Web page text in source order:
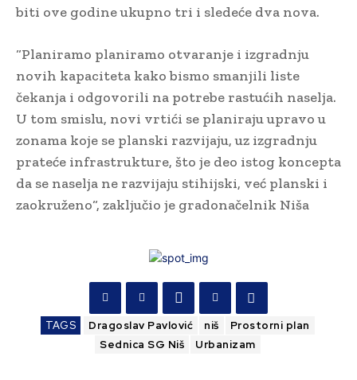
biti ove godine ukupno tri i sledeće dva nova.
“Planiramo planiramo otvaranje i izgradnju
novih kapaciteta kako bismo smanjili liste
čekanja i odgovorili na potrebe rastućih naselja.
U tom smislu, novi vrtići se planiraju upravo u
zonama koje se planski razvijaju, uz izgradnju
prateće infrastrukture, što je deo istog koncepta
da se naselja ne razvijaju stihijski, već planski i
zaokruženo“, zaključio je gradonačelnik Niša
TAGS Dragoslav Pavlović niš
Prostorni plan
Sednica SG Niš
Urbanizam